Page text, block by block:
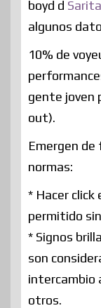
boyd d
algunos
10% de
gente joven
out).
Emergen
normas:
* Hacer click
permitido
* Signos
son
intercambio
otros.